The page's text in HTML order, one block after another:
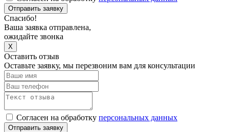
Отправить заявку
Спасибо!
Ваша заявка отправлена,
ожидайте звонка
X
Оставить отзыв
Оставьте заявку, мы перезвоним вам для консультации
Согласен на обработку персональных данных
Отправить заявку